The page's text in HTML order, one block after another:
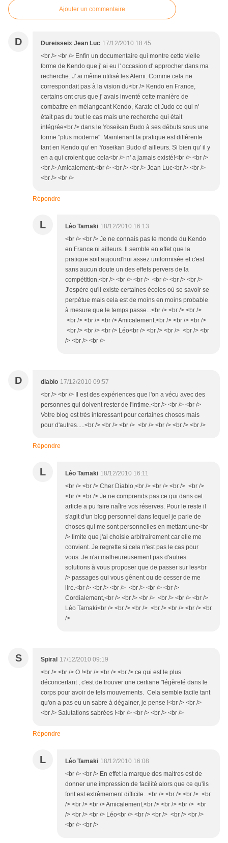
Ajouter un commentaire
D Dureisseix Jean Luc 17/12/2010 18:45
<br /> <br /> Enfin un documentaire qui montre cette vielle
forme de Kendo que j' ai eu l' occasion d' approcher dans ma
recherche. J' ai même utilisé les Atemi. Comme cela ne
correspondait pas à la vision du<br /> Kendo en France,
certains ont crus que j' avais inventé cette manière de
combattre en mélangeant Kendo, Karate et Judo ce qui n'
était pas du tout le cas mais une recherche qui était
intégrée<br /> dans le Yoseikan Budo à ses débuts sous une
forme "plus moderne". Maintenant la pratique est différente
tant en Kendo qu' en Yoseikan Budo d' ailleurs. Si bien qu' il y
en a qui croient que cela<br /> n' a jamais existé!<br /> <br />
<br /> Amicalement.<br /> <br /> <br /> Jean Luc<br /> <br />
<br /> <br />
Répondre
L Léo Tamaki 18/12/2010 16:13
<br /> <br /> Je ne connais pas le monde du Kendo
en France ni ailleurs. Il semble en effet que la
pratique soit aujourd'hui assez uniformisée et c'est
sans aucun doute un des effets pervers de la
compétition.<br /> <br /> <br /> <br /> <br /> <br />
J'espère qu'il existe certaines écoles où se savoir se
perpétue mais cela est de moins en moins probable
à mesure que le temps passe...<br /> <br /> <br />
<br /> <br /> <br /> Amicalement,<br /> <br /> <br />
<br /> <br /> <br /> Léo<br /> <br /> <br /> <br /> <br
/> <br /> <br />
D diablo 17/12/2010 09:57
<br /> <br /> Il est des expériences que l'on a vécu avec des
personnes qui doivent rester de l'intime.<br /> <br /> <br />
Votre blog est trés interessant pour certaines choses mais
pour d'autres.....<br /> <br /> <br /> <br /> <br /> <br /> <br />
Répondre
L Léo Tamaki 18/12/2010 16:11
<br /> <br /> Cher Diablo,<br /> <br /> <br /> <br />
<br /> <br /> Je ne comprends pas ce qui dans cet
article a pu faire naître vos réserves. Pour le reste il
s'agit d'un blog personnel dans lequel je parle de
choses qui me sont personnelles en mettant une<br
/> limite que j'ai choisie arbitrairement car elle me
convient. Je regrette si cela n'est pas le cas pour
vous. Je n'ai malheureusement pas d'autres
solutions à vous proposer que de passer sur les<br
/> passages qui vous gênent ou de cesser de me
lire.<br /> <br /> <br /> <br /> <br /> <br />
Cordialement,<br /> <br /> <br /> <br /> <br /> <br />
Léo Tamaki<br /> <br /> <br /> <br /> <br /> <br /> <br
/>
S Spiral 17/12/2010 09:19
<br /> <br /> O !<br /> <br /> <br /> ce qui est le plus
déconcertant , c'est de trouver une certiane "légèreté dans le
corps pour avoir de tels mouvements. Cela semble facile tant
qu'on a pas eu un sabre à dégainer, je pense !<br /> <br />
<br /> Salutations sabrées !<br /> <br /> <br /> <br />
Répondre
L Léo Tamaki 18/12/2010 16:08
<br /> <br /> En effet la marque des maitres est de
donner une impression de facilité alors que ce qu'ils
font est extrêmement difficile...<br /> <br /> <br /> <br
/> <br /> <br /> Amicalement,<br /> <br /> <br /> <br
/> <br /> <br /> Léo<br /> <br /> <br /> <br /> <br />
<br /> <br />